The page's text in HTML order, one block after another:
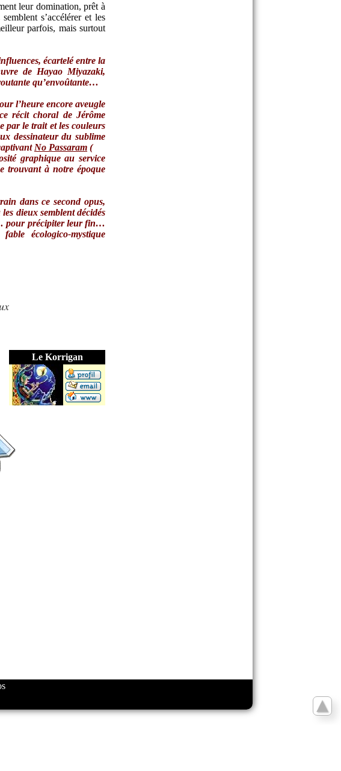
leur domination, prêt à
s’accélérer et les
parfois, mais surtout
écartelé entre la
de Hayao Miyazaki,
qu’envoûtante…
l’heure encore aveugle
récit choral de Jérôme
par le trait et les couleurs
dessinateur du sublime
No Passaram (
graphique au service
trouvant à notre époque
dans ce second opus,
dieux semblent décidés
pour précipiter leur fin…
écologico-mystique
Le Korrigan